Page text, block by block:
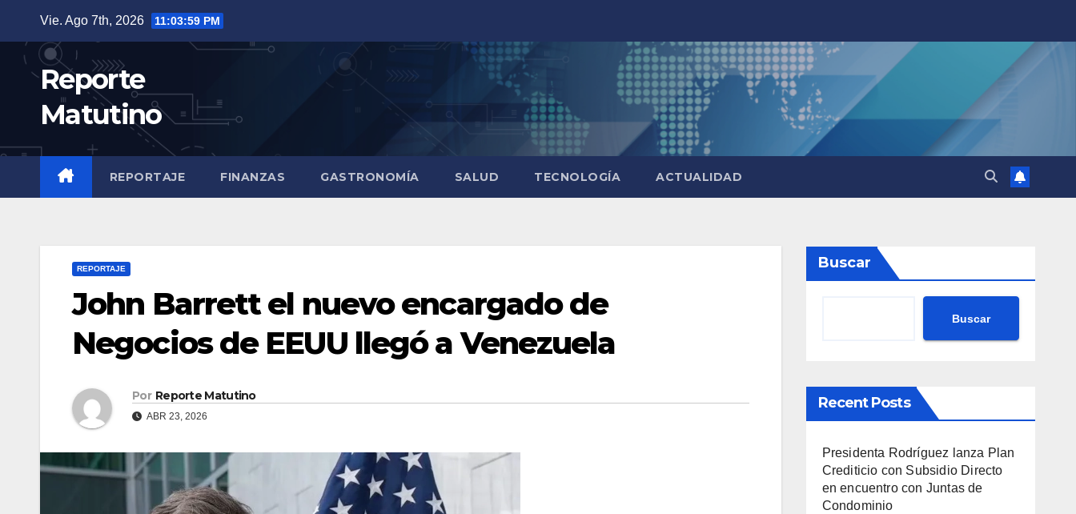
contenido
Vie. Ago 7th, 2026 11:04:01 PM
Reporte
Matutino
REPORTAJE FINANZAS GASTRONOMÍA SALUD TECNOLOGÍA ACTUALIDAD
REPORTAJE
John Barrett el nuevo encargado de
Negocios de EEUU llegó a Venezuela
Por Reporte Matutino
ABR 23, 2026
Buscar
Buscar
Recent Posts
Presidenta Rodríguez lanza Plan
Crediticio con Subsidio Directo
en encuentro con Juntas de
Condominio